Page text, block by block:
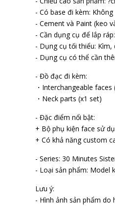
- Có base đi kèm: Không
- Cement và Paint (keo
- Cần dụng cụ để lắp
- Dụng cụ tối thiểu: Kìm,
- Dụng cụ có thể cần
- Đồ đạc đi kèm:
・Interchangeable faces
・Neck parts (x1 set)
- Đặc điểm nổi bật:
+ Bộ phụ kiện face sử
+ Có khả năng custom
- Series: 30 Minutes
- Loại sản phẩm: Model
Lưu ý:
- Hình ảnh sản phẩm